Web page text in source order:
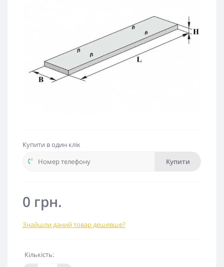
Купити в один клік
Купити
0 грн.
Знайшли даний товар дешевше?
Кількість: